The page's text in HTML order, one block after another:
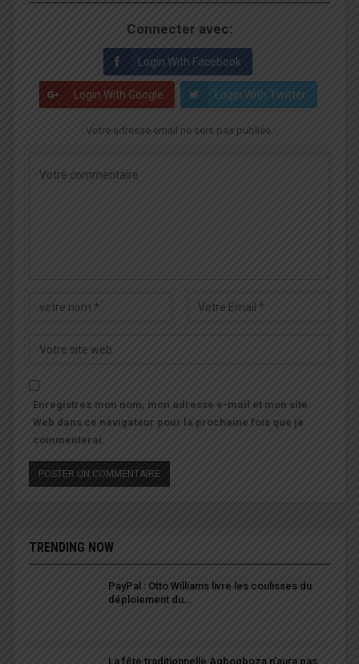
Connecter avec:
Login With Facebook
Login With Google Login With Twitter
Votre adresse email ne sera pas publiée.
Enregistrez mon nom, mon adresse e-mail et mon site
Web dans ce navigateur pour la prochaine fois que je
commenterai.
TRENDING NOW
PayPal : Otto Williams livre les coulisses du
déploiement du…
La fête traditionnelle Agbogboza n’aura pas